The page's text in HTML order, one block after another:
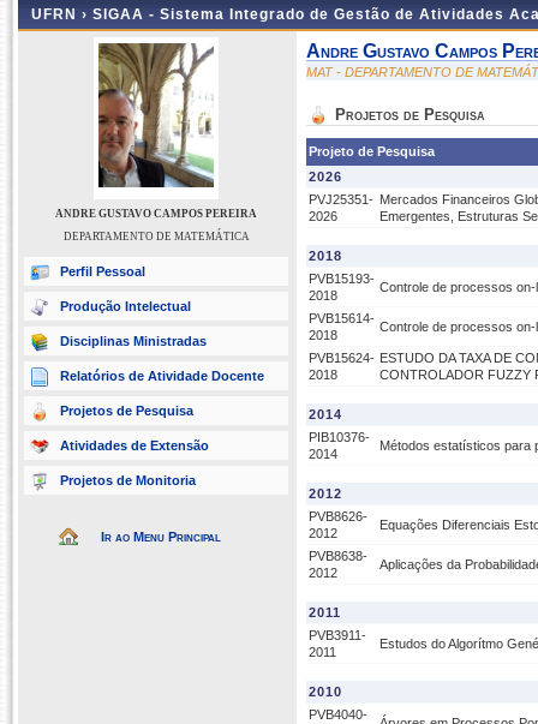
UFRN › SIGAA - Sistema Integrado de Gestão de Atividades
ANDRE GUSTAVO CAMPOS PEREIRA
DEPARTAMENTO DE MATEMÁTICA
Perfil Pessoal
Produção Intelectual
Disciplinas Ministradas
Relatórios de Atividade Docente
Projetos de Pesquisa
Atividades de Extensão
Projetos de Monitoria
Ir ao Menu Principal
Andre Gustavo Campos
MAT - DEPARTAMENTO DE
Projetos de Pesquisa
Projeto de Pesquisa
2026
PVJ25351-
2026
Mercados Financeiros
Emergentes, Estruturas
2018
PVB15193-
2018
Controle de processos
PVB15614-
2018
Controle de processos
PVB15624-
2018
ESTUDO DA TAXA DE
CONTROLADOR FUZZY
2014
PIB10376-
2014
Métodos estatísticos para
2012
PVB8626-
2012
Equações Diferenciais
PVB8638-
2012
Aplicações da
2011
PVB3911-
2011
Estudos do Algorítmo
2010
PVB4040-